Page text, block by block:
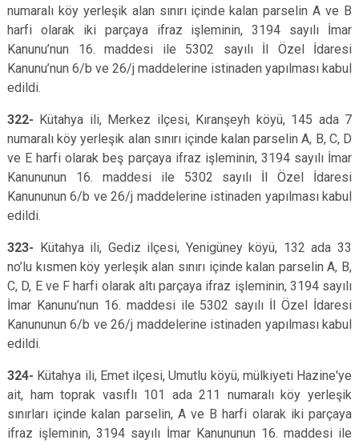
numaralı köy yerleşik alan sınırı içinde kalan parselin A ve B
harfi olarak iki parçaya ifraz işleminin, 3194 sayılı İmar
Kanunu’nun 16. maddesi ile 5302 sayılı İl Özel İdaresi
Kanunu’nun 6/b ve 26/j maddelerine istinaden yapılması kabul
edildi.
322- Kütahya ili, Merkez ilçesi, Kıranşeyh köyü, 145 ada 7
numaralı köy yerleşik alan sınırı içinde kalan parselin A, B, C, D
ve E harfi olarak beş parçaya ifraz işleminin, 3194 sayılı İmar
Kanununun 16. maddesi ile 5302 sayılı İl Özel İdaresi
Kanununun 6/b ve 26/j maddelerine istinaden yapılması kabul
edildi.
323- Kütahya ili, Gediz ilçesi, Yenigüney köyü, 132 ada 33
no’lu kısmen köy yerleşik alan sınırı içinde kalan parselin A, B,
C, D, E ve F harfi olarak altı parçaya ifraz işleminin, 3194 sayılı
İmar Kanunu’nun 16. maddesi ile 5302 sayılı İl Özel İdaresi
Kanununun 6/b ve 26/j maddelerine istinaden yapılması kabul
edildi.
324- Kütahya ili, Emet ilçesi, Umutlu köyü, mülkiyeti Hazine'ye
ait, ham toprak vasıflı 101 ada 211 numaralı köy yerleşik
sınırları içinde kalan parselin, A ve B harfi olarak iki parçaya
ifraz işleminin, 3194 sayılı İmar Kanununun 16. maddesi ile